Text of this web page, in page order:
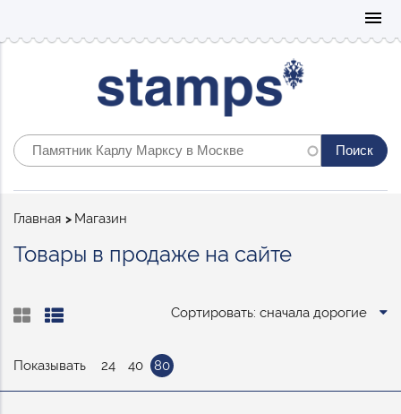
menu
Строка
Главная Магазин
Товары в продаже на сайте
Сортировать: сначала дорогие
Показывать 24 40 80